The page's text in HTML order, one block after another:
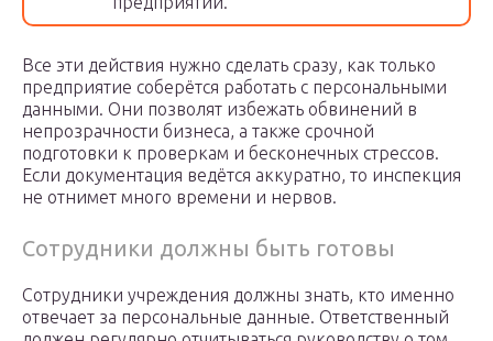
Все эти действия нужно сделать сразу, как только
предприятие соберётся работать с персональными
данными. Они позволят избежать обвинений в
непрозрачности бизнеса, а также срочной
подготовки к проверкам и бесконечных стрессов.
Если документация ведётся аккуратно, то инспекция
не отнимет много времени и нервов.
Сотрудники должны быть готовы
Сотрудники учреждения должны знать, кто именно
отвечает за персональные данные. Ответственный